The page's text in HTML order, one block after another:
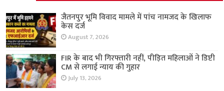
जैतनपुर भूमि विवाद मामले में पांच नामजद के खिलाफ
केस दर्ज
August 7, 2026
FIR के बाद भी गिरफ्तारी नहीं, पीड़ित महिलाओं ने डिप्टी
CM से लगाई न्याय की गुहार
July 13, 2026